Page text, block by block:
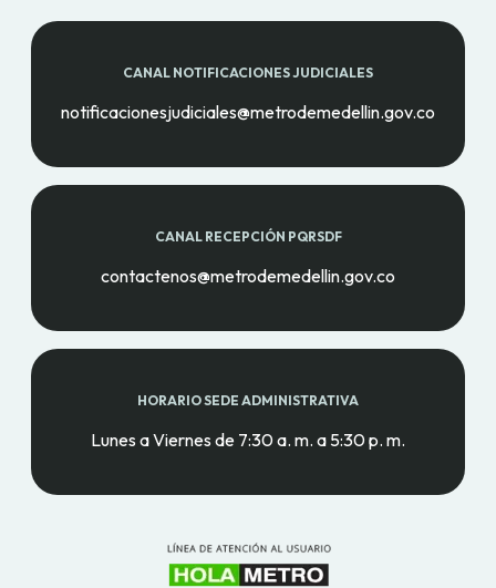
CANAL NOTIFICACIONES JUDICIALES
notificacionesjudiciales@metrodemedellin.gov.co
CANAL RECEPCIÓN PQRSDF
contactenos@metrodemedellin.gov.co
HORARIO SEDE ADMINISTRATIVA
Lunes a Viernes de 7:30 a. m. a 5:30 p. m.